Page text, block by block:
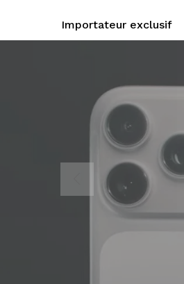
Importateur exclusif